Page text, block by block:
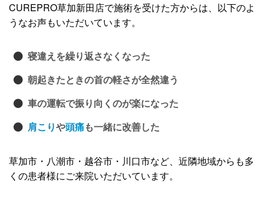
CUREPRO草加新田店で施術を受けた方からは、以下のよ
うなお声もいただいています。
寝違えを繰り返さなくなった
朝起きたときの首の軽さが全然違う
車の運転で振り向くのが楽になった
肩こりや頭痛も一緒に改善した
草加市・八潮市・越谷市・川口市など、近隣地域からも多
くの患者様にご来院いただいています。